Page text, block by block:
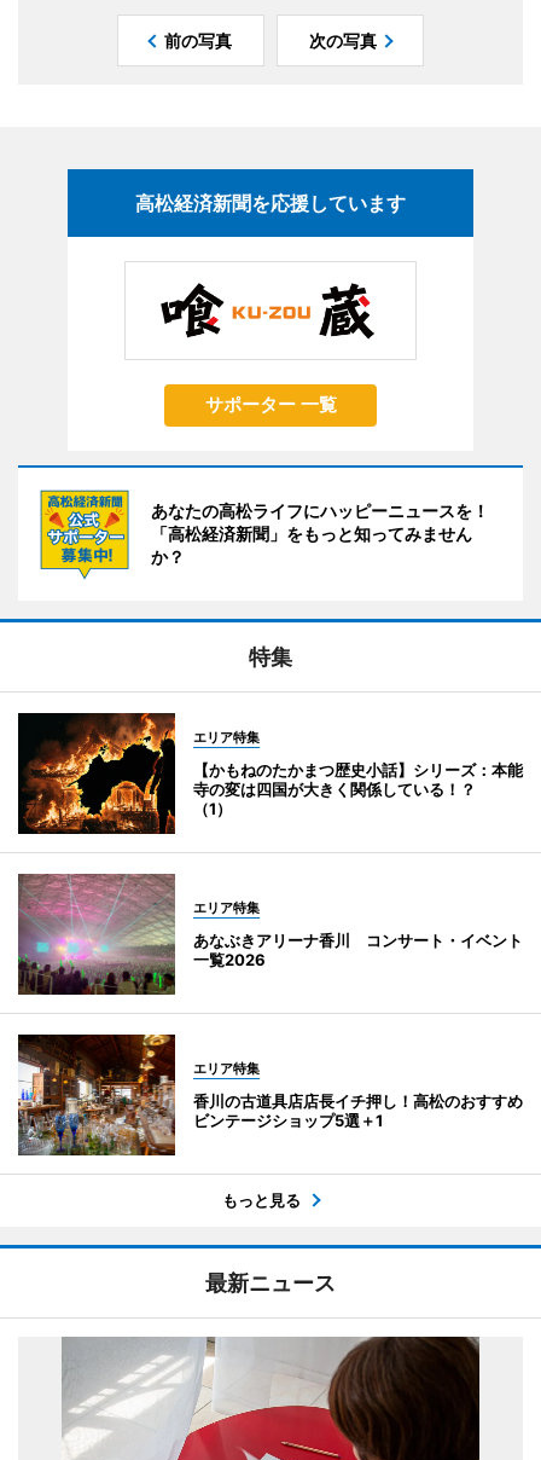
前の写真 次の写真
高松経済新聞を応援しています
サポーター 一覧
あなたの高松ライフにハッピーニュースを！
「高松経済新聞」をもっと知ってみません
か？
特集
エリア特集
【かもねのたかまつ歴史小話】シリーズ：本能
寺の変は四国が大きく関係している！？
（1）
エリア特集
あなぶきアリーナ香川 コンサート・イベント
一覧2026
エリア特集
香川の古道具店店長イチ押し！高松のおすすめ
ビンテージショップ5選＋1
もっと見る
最新ニュース